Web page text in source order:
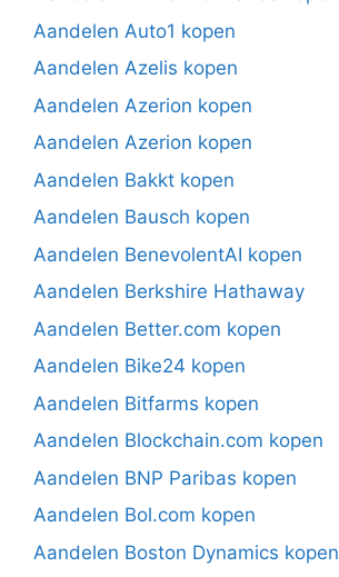
Aandelen Auto1 kopen
Aandelen Azelis kopen
Aandelen Azerion kopen
Aandelen Azerion kopen
Aandelen Bakkt kopen
Aandelen Bausch kopen
Aandelen BenevolentAI kopen
Aandelen Berkshire Hathaway
Aandelen Better.com kopen
Aandelen Bike24 kopen
Aandelen Bitfarms kopen
Aandelen Blockchain.com kopen
Aandelen BNP Paribas kopen
Aandelen Bol.com kopen
Aandelen Boston Dynamics kopen